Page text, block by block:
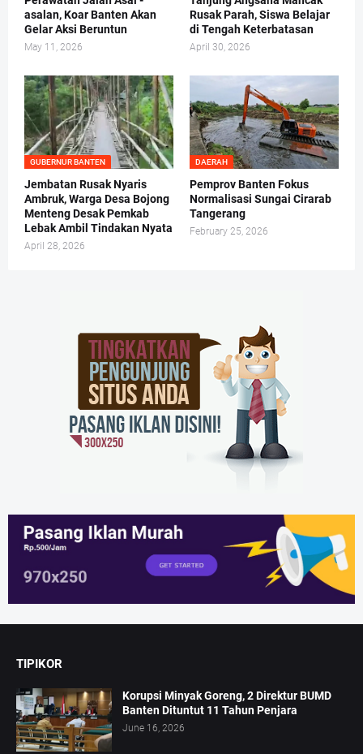
asalan, Koar Banten Akan
Gelar Aksi Beruntun
May 11, 2026
Rusak Parah, Siswa Belajar
di Tengah Keterbatasan
April 30, 2026
GUBERNUR BANTEN
Jembatan Rusak Nyaris
Ambruk, Warga Desa Bojong
Menteng Desak Pemkab
Lebak Ambil Tindakan Nyata
April 28, 2026
DAERAH
Pemprov Banten Fokus
Normalisasi Sungai Cirarab
Tangerang
February 25, 2026
TIPIKOR
Korupsi Minyak Goreng, 2 Direktur BUMD
Banten Dituntut 11 Tahun Penjara
June 16, 2026